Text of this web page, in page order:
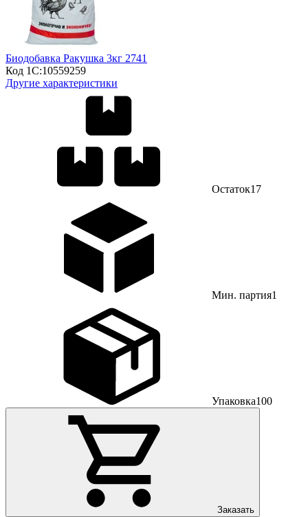
Биодобавка Ракушка 3кг 2741
Код 1С:10559259
Другие характеристики
Остаток17
Мин. партия1
Упаковка100
Заказать